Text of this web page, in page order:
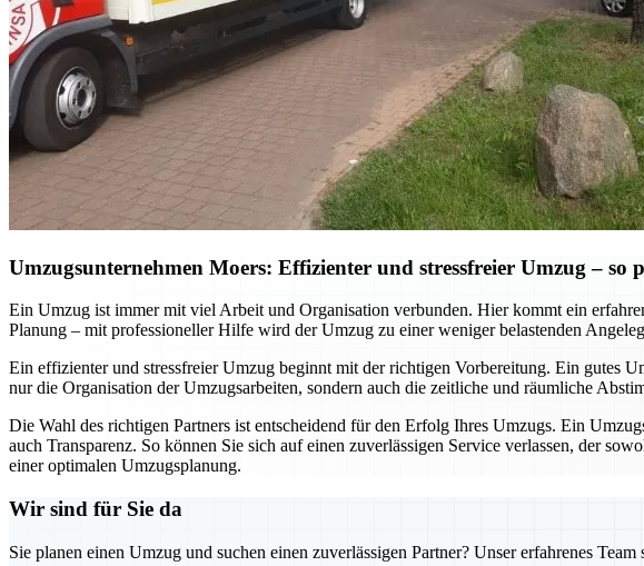
Umzugsunternehmen Moers: Effizienter und stressfreier Umzug – so
Ein Umzug ist immer mit viel Arbeit und Organisation verbunden. Hier kommt ein
Planung – mit professioneller Hilfe wird der Umzug zu einer weniger belastenden
Ein effizienter und stressfreier Umzug beginnt mit der richtigen Vorbereitung. Ein gutes
nur die Organisation der Umzugsarbeiten, sondern auch die zeitliche und räumliche
Die Wahl des richtigen Partners ist entscheidend für den Erfolg Ihres Umzugs. Ein
auch Transparenz. So können Sie sich auf einen zuverlässigen Service verlassen, der
einer optimalen Umzugsplanung.
Wir sind für Sie da
Sie planen einen Umzug und suchen einen zuverlässigen Partner? Unser erfahrenes